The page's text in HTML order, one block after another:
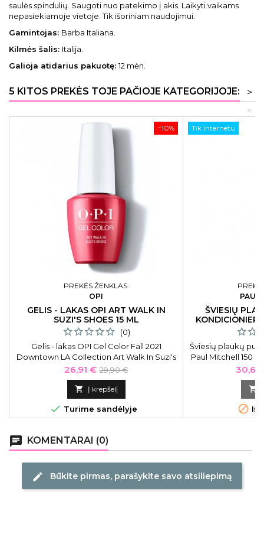
saulės spindulių. Saugoti nuo patekimo į akis. Laikyti vaikams
nepasiekiamoje vietoje. Tik išoriniam naudojimui.
Gamintojas: Barba Italiana.
Kilmės šalis: Italija.
Galioja atidarius pakuotę:12 mėn.
5 KITOS PREKĖS TOJE PAČIOJE KATEGORIJOJE:
>
<
−10%
PREKĖS ŽENKLAS:
OPI
GELIS - LAKAS OPI ART WALK IN
SUZI'S SHOES 15 ML
(0)
Gelis - lakas OPI Gel Color Fall 2021
Downtown LA Collection Art Walk In Suzi's
Shoes OPIGCLA06, 15 ml
Kaina
26,91 € Bazinė
kaina
29,90 €
 Į krepšelį
 Turime sandėlyje
Tik internetu
PAUL
ŠVIESIŲ
Šviesių plaukų
Paul Mitchell 150
priežiūrai.
raturtinta
„KerActive“
riešutų aliejumi ir
Kaina


chat KOMENTARAI (0)
edit Būkite pirmas, parašykite savo atsiliepimą